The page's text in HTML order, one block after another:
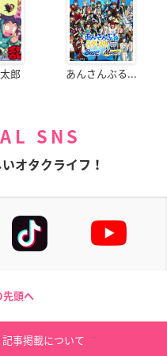
郎 あんさんぶる...
SNS
オタクライフ！
先頭へ
記事掲載について